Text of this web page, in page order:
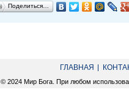
Поделиться…
ГЛАВНАЯ
© 2024 Мир Бога. При любом